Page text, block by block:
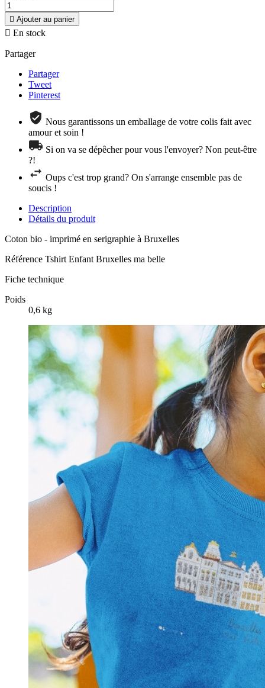
 Ajouter au panier
 En stock
Partager
Partager
Tweet
Pinterest
Nous garantissons un emballage de votre colis fait avec
amour et soin !
Si on va se dépêcher pour vous l'envoyer? Non peut-être
?!
Oups c'est trop grand? On s'arrange ensemble pas de
soucis !
Description
Détails du produit
Coton bio - imprimé en serigraphie à Bruxelles
Référence Tshirt Enfant Bruxelles ma belle
Fiche technique
Poids
0,6 kg